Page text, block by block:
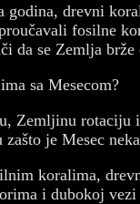
godina, drevni
fosilne
da se Zemlja
sa Mesecom?
Zemljinu rotaciju
zašto je Mesec
koralima,
i dubokoj